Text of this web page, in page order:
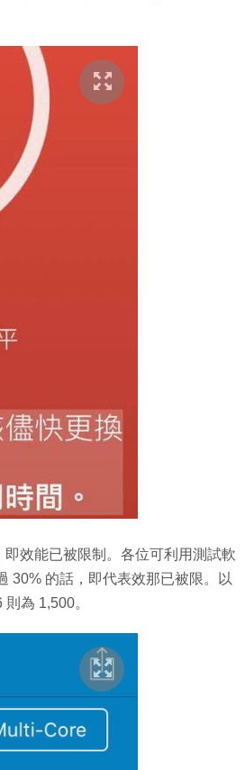
效能已被限制。各位可利用測試軟
30% 的話，即代表效那已被限。以
為 1,500。